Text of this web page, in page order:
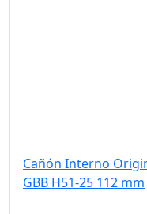
Cañón Interno
GBB H51-25 112 mm